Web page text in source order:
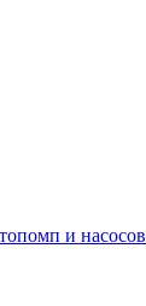
и насосов